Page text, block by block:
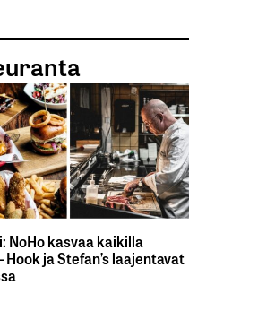
NoHo kasvaa kaikilla
Hook ja Stefan’s laajentavat